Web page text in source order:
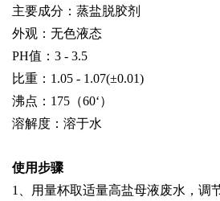
主要成分：蒸盐脱胶剂
外观：无色液态
PH值：3 - 3.5
比重：1.05 - 1.07(±0.01)
沸点：175（60‘）
溶解度：溶于水
使用步骤
1、用量杯取适量高盐母液废水，调